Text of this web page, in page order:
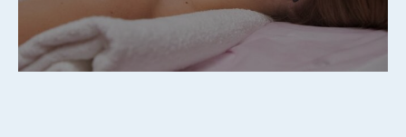
Политика конфиденциальности
Соглашение об обработке